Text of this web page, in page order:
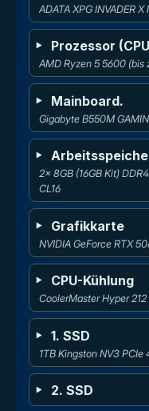
ADATA XPG INVADER
Prozessor
AMD Ryzen 5 5600 (bis
Mainboard.
Gigabyte B550M
2x 8GB (16GB Kit)
CL16
Grafikkarte
NVIDIA GeForce RTX
CPU-Kühlung
CoolerMaster Hyper 212
1. SSD
1TB Kingston NV3 PCIe
2. SSD